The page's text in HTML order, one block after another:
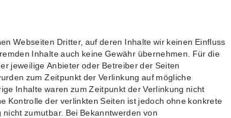
Webseiten Dritter, auf deren Inhalte wir keinen Einfluss
Inhalte auch keine Gewähr übernehmen. Für die
jeweilige Anbieter oder Betreiber der Seiten
zum Zeitpunkt der Verlinkung auf mögliche
Inhalte waren zum Zeitpunkt der Verlinkung nicht
Kontrolle der verlinkten Seiten ist jedoch ohne konkrete
zumutbar. Bei Bekanntwerden von